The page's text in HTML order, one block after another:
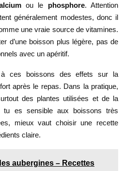
ou le phosphore. Attention
généralement modestes, donc il
une vraie source de vitamines.
d’une boisson plus légère, pas de
avec un apéritif.
ces boissons des effets sur la
après le repas. Dans la pratique,
des plantes utilisées et de la
tu es sensible aux boissons très
mieux vaut choisir une recette
claire.
aubergines – Recettes